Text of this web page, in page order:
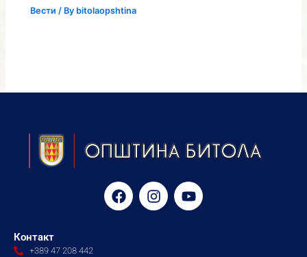
Вести / By bitolaopshtina
F
a
I
n
Y
o
Контакт
+389 47 208 442